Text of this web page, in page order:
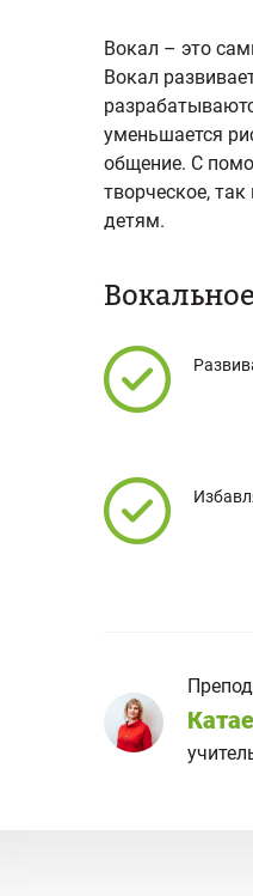
Вокал – это
Вокал
уменьшается
общение. С
творческое,
детям.